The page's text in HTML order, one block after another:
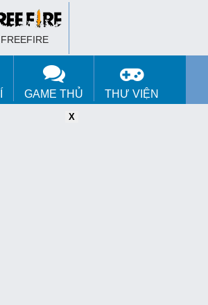
FREEFIRE
GAME THỦ THƯ VIỆN
X